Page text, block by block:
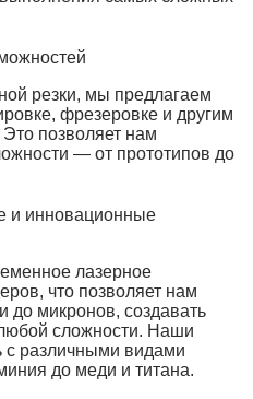
резки, мы предлагаем
фрезеровке и другим
позволяет нам
— от прототипов до
и инновационные
лазерное
что позволяет нам
до микронов, создавать
сложности. Наши
с различными видами
до меди и титана.